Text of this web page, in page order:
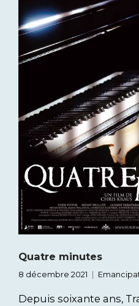
Quatre minutes
8 décembre 2021
Depuis soixante ans,